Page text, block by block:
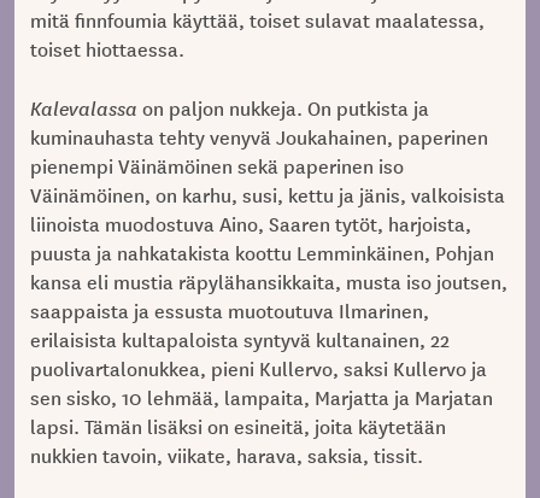
mitä finnfoumia käyttää, toiset sulavat maalatessa,
toiset hiottaessa.
Kalevalassa on paljon nukkeja. On putkista ja
kuminauhasta tehty venyvä Joukahainen, paperinen
pienempi Väinämöinen sekä paperinen iso
Väinämöinen, on karhu, susi, kettu ja jänis, valkoisista
liinoista muodostuva Aino, Saaren tytöt, harjoista,
puusta ja nahkatakista koottu Lemminkäinen, Pohjan
kansa eli mustia räpylähansikkaita, musta iso joutsen,
saappaista ja essusta muotoutuva Ilmarinen,
erilaisista kultapaloista syntyvä kultanainen, 22
puolivartalonukkea, pieni Kullervo, saksi Kullervo ja
sen sisko, 10 lehmää, lampaita, Marjatta ja Marjatan
lapsi. Tämän lisäksi on esineitä, joita käytetään
nukkien tavoin, viikate, harava, saksia, tissit.